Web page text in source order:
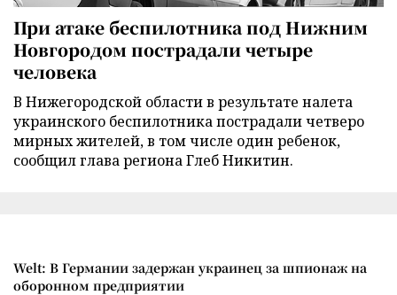
При атаке беспилотника под Нижним
Новгородом пострадали четыре
человека
В Нижегородской области в результате налета
украинского беспилотника пострадали четверо
мирных жителей, в том числе один ребенок,
сообщил глава региона Глеб Никитин.
Welt: В Германии задержан украинец за шпионаж на
оборонном предприятии